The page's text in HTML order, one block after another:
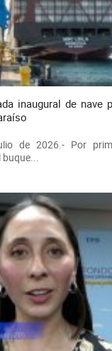
inaugural de nave
de 2026.- Por